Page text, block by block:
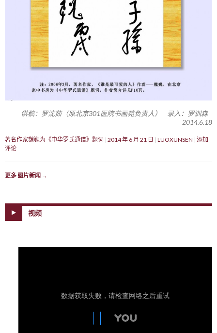
供稿：罗沈茹（原北京301医院书画苑负责人） 录入：罗训森
2014.6.18
著名作家魏巍为《中华罗氏通谱》题词 2014 年 6 月 21 日 LUOXUNSEN 添加
评论
更多 图片新闻 →
视频